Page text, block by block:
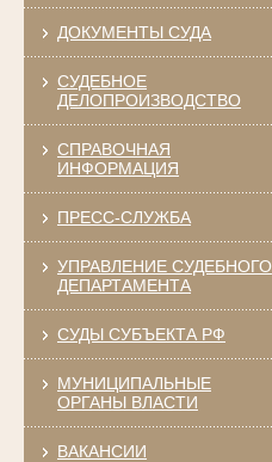
ДОКУМЕНТЫ СУДА
СУДЕБНОЕ
ДЕЛОПРОИЗВОДСТВО
СПРАВОЧНАЯ
ИНФОРМАЦИЯ
ПРЕСС-СЛУЖБА
УПРАВЛЕНИЕ СУДЕБНОГО
ДЕПАРТАМЕНТА
СУДЫ СУБЪЕКТА РФ
МУНИЦИПАЛЬНЫЕ
ОРГАНЫ ВЛАСТИ
ВАКАНСИИ